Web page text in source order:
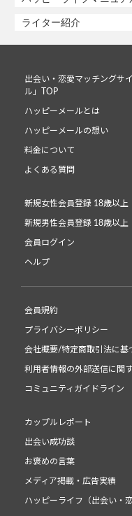
ライター紹介
出会い・恋愛マッチングサ
ル」TOP
ハッピーメールとは
ハッピーメールの想い
料金について
よくある質問
新規女性会員登録 18歳以上
新規男性会員登録 18歳以上
会員ログイン
ヘルプ
会員規約
プライバシーポリシー
会社概要/特定商取引法に基
利用者情報の外部送信に関
コミュニティガイドライン
カップルレポート
出会い成功談
お褒めの言葉
メディア掲載・広告実績
ハッピーライフ（出会い・